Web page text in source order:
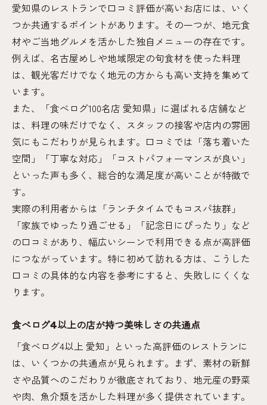
愛知県のレストランで口コミ評価が高いお店には、いく
つか共通するポイントがあります。その一つが、地元食
材やご当地グルメを活かした独自メニューの存在です。
例えば、名古屋めしや地域限定の旬食材を使った料理
は、観光客だけでなく地元の方からも高い支持を集めて
います。
また、「食べログ100名店 愛知県」に選ばれる店舗など
は、料理の味だけでなく、スタッフの接客や店内の雰囲
気にもこだわりが見られます。口コミでは「落ち着いた
空間」「丁寧な対応」「コストパフォーマンスが良い」
といった声も多く、総合的な満足度が高いことが特徴で
す。
実際の利用者からは「ランチタイムでもコスパ抜群」
「家族でゆったり過ごせる」「記念日にぴったり」など
の口コミがあり、幅広いシーンで利用できる点が高評価
につながっています。特に初めて訪れる方は、こうした
口コミの具体的な内容を参考にすると、失敗しにくくな
ります。
食べログ4以上の店が持つ美味しさの共通点
「食べログ4以上 愛知」といった高評価のレストランに
は、いくつかの共通点が見られます。まず、素材の新鮮
さや品質へのこだわりが徹底されており、地元産の野菜
や肉、魚介類を活かした料理が多く提供されています。